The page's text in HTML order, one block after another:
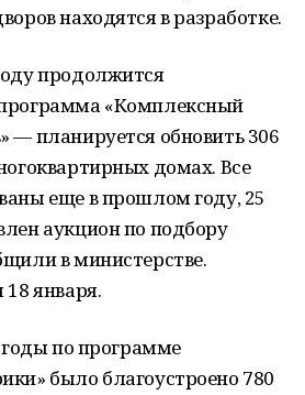
находятся в разработке.
продолжится
«Комплексный
— планируется обновить 306
домах. Все
еще в прошлом году, 25
аукцион по подбору
в министерстве.
18 января.
годы по программе
было благоустроено 780